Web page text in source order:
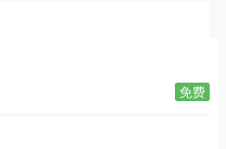
免费